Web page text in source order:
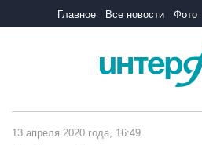
Главное Все новости Фото
13 апреля 2020 года, 16:49